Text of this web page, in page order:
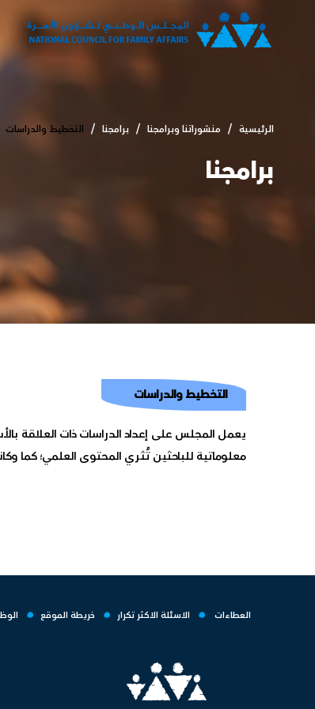
الرئيسية منشوراتنا وبرامجنا برامجنا التخطيط والدراسات
برامجنا
التخطيط والدراسات
يعمل المجلس على إعداد الدراسات ذات العلاقة
معلوماتية للباحثين تُثري المحتوى العلمي؛ كما
العطاءات الاسئلة الاكثر تكرار خريطة الموقع